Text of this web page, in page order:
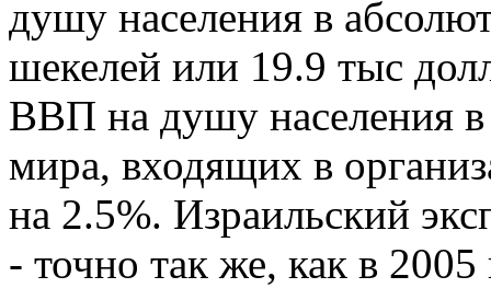
душу населения в
шекелей или 19.9 тыс
ВВП на душу населения в
мира, входящих в
на 2.5%. Израильский
- точно так же, как в 2005